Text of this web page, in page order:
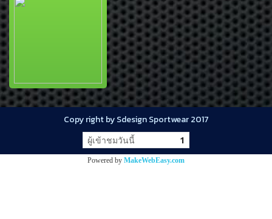
Copy right by Sdesign Sportwear 2017
ผู้เข้าชมวันนี้ 1
Powered by MakeWebEasy.com